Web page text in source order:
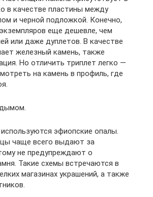
в качестве пластины между
и черной подложкой. Конечно,
еще дешевле, чем
или даже дуплетов. В качестве
железный камень, также
Но отличить триплет легко —
на камень в профиль, где
эфиопские опалы.
чаще всего выдают за
не предупреждают о
Такие схемы встречаются в
магазинах украшений, а также